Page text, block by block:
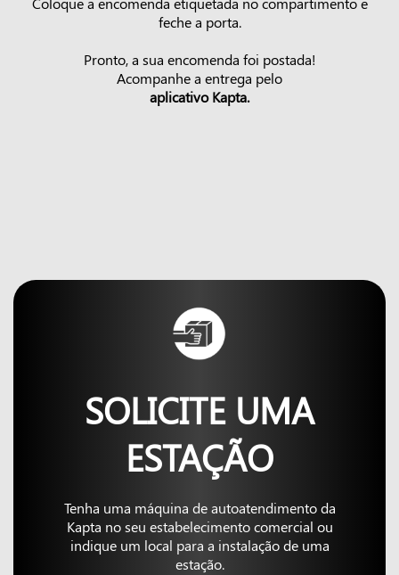
feche a porta.
Pronto, a sua encomenda foi postada!
Acompanhe a entrega pelo
aplicativo Kapta.
SOLICITE UMA
ESTAÇÃO
Tenha uma máquina de autoatendimento da
Kapta no seu estabelecimento comercial ou
indique um local para a instalação de uma
estação.